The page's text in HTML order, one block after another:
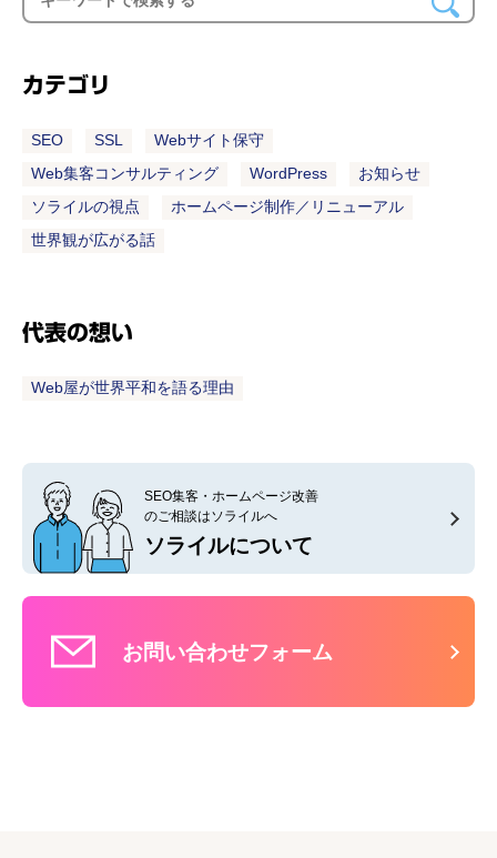
カテゴリ
SEO SSL
Webサイト保守
Web集客コンサルティング
WordPress
お知らせ
ソライルの視点
ホームページ制作／リニューアル
世界観が広がる話
代表の想い
Web屋が世界平和を語る理由
SEO集客・ホームページ改善
のご相談はソライルへ
ソライルについて
お問い合わせフォーム